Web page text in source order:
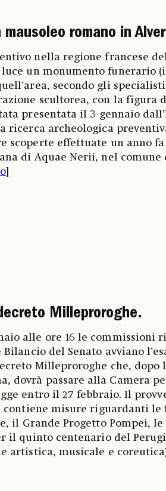
romano in
nella regione francese
un monumento funerario
secondo gli
scultorea, con la figura
presentata il 3 gennaio
ricerca archeologica
scoperte effettuate un anno fa
di Aquae Nerii, nel comune
Milleproroghe.
alle ore 16 le commissioni
del Senato avviano
Milleproroghe che, dopo
dovrà passare alla Camera
entro il 27 febbraio. Il
misure riguardanti le
il Grande Progetto Pompei, le
il quinto centenario del
artistica, musicale e